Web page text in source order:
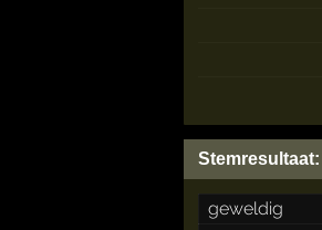
Stemresultaat:
geweldig